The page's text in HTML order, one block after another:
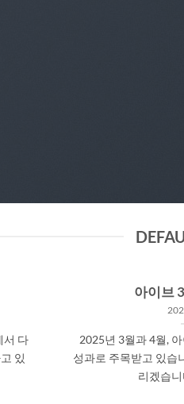
서 다
있
아이브
2025년 3월과 4월,
성과로 주목받고 있습
리겠습